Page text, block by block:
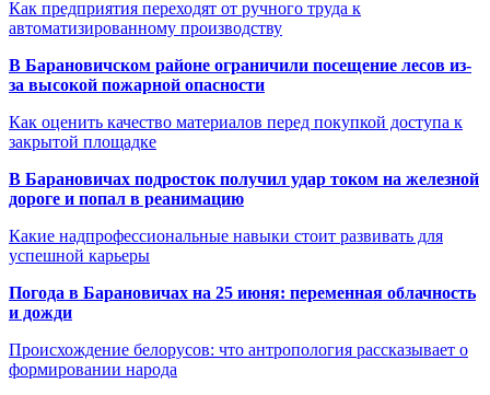
Как предприятия переходят от ручного труда к
автоматизированному производству
В Барановичском районе ограничили посещение лесов из-
за высокой пожарной опасности
Как оценить качество материалов перед покупкой доступа к
закрытой площадке
В Барановичах подросток получил удар током на железной
дороге и попал в реанимацию
Какие надпрофессиональные навыки стоит развивать для
успешной карьеры
Погода в Барановичах на 25 июня: переменная облачность
и дожди
Происхождение белорусов: что антропология рассказывает о
формировании народа